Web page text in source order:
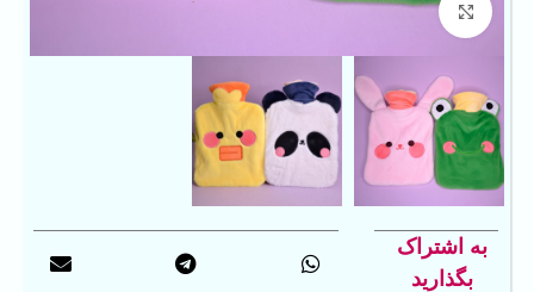
بزرگنمایی تصویر
به اشتراک
بگذارید